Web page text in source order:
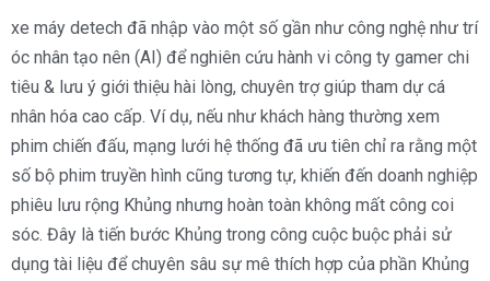
xe máy detech đã nhập vào một số gần như công nghệ như trí
óc nhân tạo nên (AI) để nghiên cứu hành vi công ty gamer chi
tiêu & lưu ý giới thiệu hài lòng, chuyên trợ giúp tham dự cá
nhân hóa cao cấp. Ví dụ, nếu như khách hàng thường xem
phim chiến đấu, mạng lưới hệ thống đã ưu tiên chỉ ra rằng một
số bộ phim truyền hình cũng tương tự, khiến đến doanh nghiệp
phiêu lưu rộng Khủng nhưng hoàn toàn không mất công coi
sóc. Đây là tiến bước Khủng trong công cuộc buộc phải sử
dụng tài liệu để chuyên sâu sự mê thích hợp của phần Khủng